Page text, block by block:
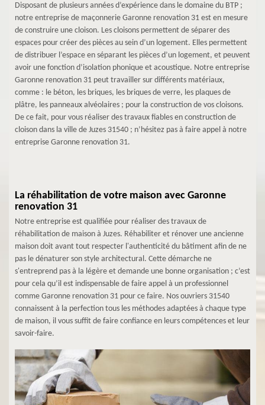
Disposant de plusieurs années d’expérience dans le domaine du BTP ;
notre entreprise de maçonnerie Garonne renovation 31 est en mesure
de construire une cloison. Les cloisons permettent de séparer des
espaces pour créer des pièces au sein d’un logement. Elles permettent
de distribuer l’espace en séparant les pièces d’un logement, et peuvent
avoir une fonction d’isolation phonique et acoustique. Notre entreprise
Garonne renovation 31 peut travailler sur différents matériaux,
comme : le béton, les briques, les briques de verre, les plaques de
plâtre, les panneaux alvéolaires ; pour la construction de vos cloisons.
De ce fait, pour vous réaliser des travaux fiables en construction de
cloison dans la ville de Juzes 31540 ; n’hésitez pas à faire appel à notre
entreprise Garonne renovation 31.
La réhabilitation de votre maison avec Garonne
renovation 31
Notre entreprise est qualifiée pour réaliser des travaux de
réhabilitation de maison à Juzes. Réhabiliter et rénover une ancienne
maison doit avant tout respecter l'authenticité du bâtiment afin de ne
pas le dénaturer son style architectural. Cette démarche ne
s'entreprend pas à la légère et demande une bonne organisation ; c’est
pour cela qu’il est indispensable de faire appel à un professionnel
comme Garonne renovation 31 pour ce faire. Nos ouvriers 31540
connaissent à la perfection tous les méthodes adaptées à chaque type
de maison, il vous suffit de faire confiance en leurs compétences et leur
savoir-faire.